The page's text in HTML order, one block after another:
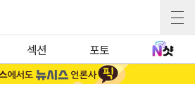
섹션 포토